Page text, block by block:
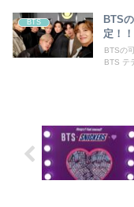
BTS
BTS
定！
BTSの
BTS テ